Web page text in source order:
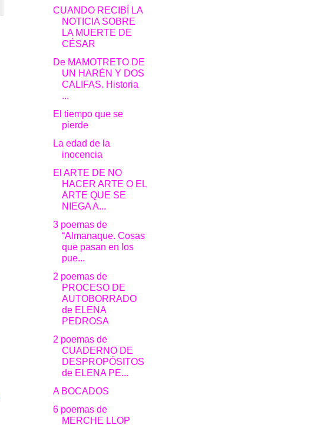
CUANDO RECIBÍ LA
NOTICIA SOBRE
LA MUERTE DE
CÉSAR
De MAMOTRETO DE
UN HARÉN Y DOS
CALIFAS. Historia
...
El tiempo que se
pierde
La edad de la
inocencia
El ARTE DE NO
HACER ARTE O EL
ARTE QUE SE
NIEGA A...
3 poemas de
“Almanaque. Cosas
que pasan en los
pue...
2 poemas de
PROCESO DE
AUTOBORRADO
de ELENA
PEDROSA
2 poemas de
CUADERNO DE
DESPROPÓSITOS
de ELENA PE...
A BOCADOS
6 poemas de
MERCHE LLOP